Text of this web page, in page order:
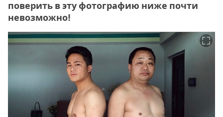
поверить в эту фотографию ниже почти
невозможно!